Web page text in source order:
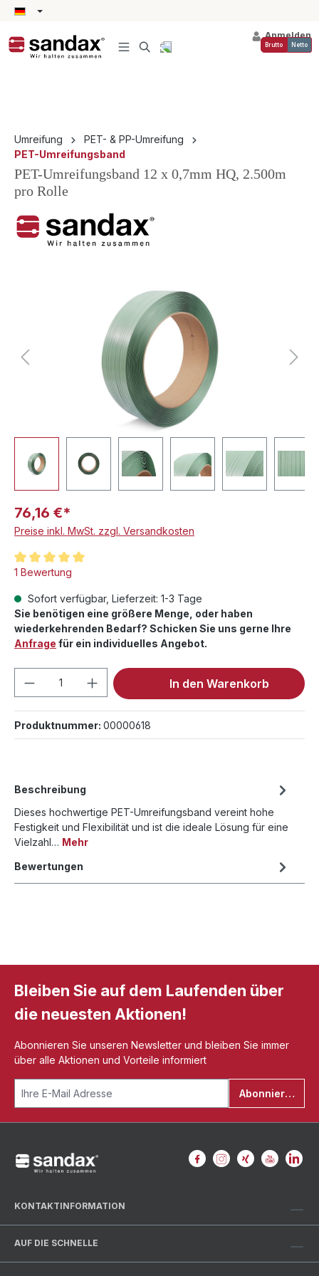
springen
Anmelden
Brutto Netto
Umreifung
PET- & PP-Umreifung
PET-Umreifungsband
PET-Umreifungsband 12 x 0,7mm HQ, 2.500m
pro Rolle
76,16 €*
Preise inkl. MwSt. zzgl. Versandkosten
Durchschnittliche Bewertung von 5 von 5 Sternen
1 Bewertung
Sofort verfügbar, Lieferzeit: 1-3 Tage
Sie benötigen eine größere Menge, oder haben
wiederkehrenden Bedarf? Schicken Sie uns gerne Ihre
Anfrage für ein individuelles Angebot.
Produkt Anzahl: Gib denIn den Warenkorb
Produktnummer: 00000618
Beschreibung
Dieses hochwertige PET-Umreifungsband vereint hohe
Festigkeit und Flexibilität und ist die ideale Lösung für eine
Vielzahl… Mehr
Bewertungen
Bleiben Sie auf dem Laufenden über
die neuesten Aktionen!
Abonnieren Sie unseren Newsletter und bleiben Sie immer
über alle Aktionen und Vorteile informiert
Abonnieren
KONTAKTINFORMATION
AUF DIE SCHNELLE